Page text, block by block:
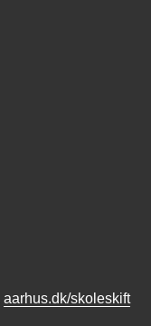
aarhus.dk/skoleskift